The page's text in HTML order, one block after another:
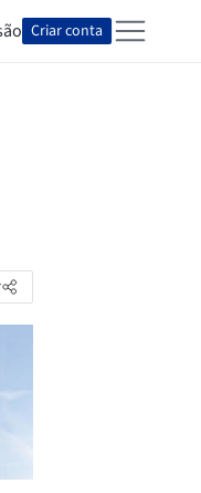
Criar conta